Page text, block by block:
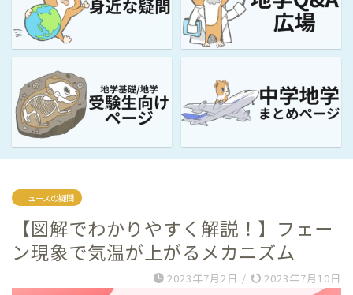
ニュースの疑問
【図解でわかりやすく解説！】フェー
ン現象で気温が上がるメカニズム
2023年7月2日 / 2023年7月10日